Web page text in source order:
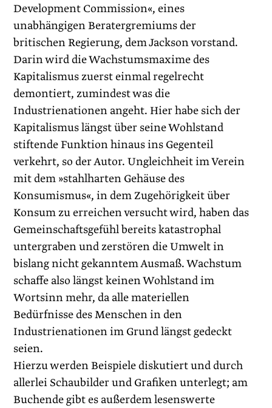
Development Commission«, eines
unabhängigen Beratergremiums der
britischen Regierung, dem Jackson vorstand.
Darin wird die Wachstumsmaxime des
Kapitalismus zuerst einmal regelrecht
demontiert, zumindest was die
Industrienationen angeht. Hier habe sich der
Kapitalismus längst über seine Wohlstand
stiftende Funktion hinaus ins Gegenteil
verkehrt, so der Autor. Ungleichheit im Verein
mit dem »stahlharten Gehäuse des
Konsumismus«, in dem Zugehörigkeit über
Konsum zu erreichen versucht wird, haben das
Gemeinschaftsgefühl bereits katastrophal
untergraben und zerstören die Umwelt in
bislang nicht gekanntem Ausmaß. Wachstum
schaffe also längst keinen Wohlstand im
Wortsinn mehr, da alle materiellen
Bedürfnisse des Menschen in den
Industrienationen im Grund längst gedeckt
seien.
Hierzu werden Beispiele diskutiert und durch
allerlei Schaubilder und Grafiken unterlegt; am
Buchende gibt es außerdem lesenswerte